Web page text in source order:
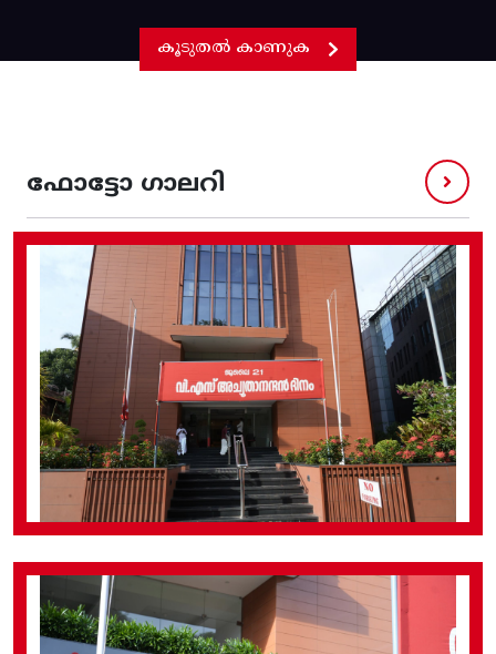
കൂടുതൽ കാണുക
ഫോട്ടോ ഗാലറി